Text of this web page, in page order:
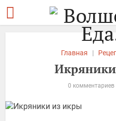
Главная |
0 комментариев